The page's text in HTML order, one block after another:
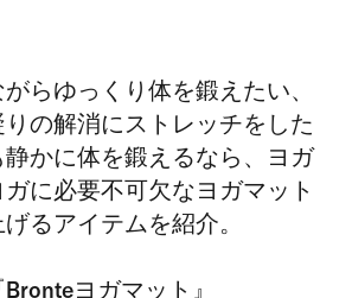
らゆっくり体を鍛えたい、
の解消にストレッチをした
かに体を鍛えるなら、ヨガ
に必要不可欠なヨガマット
るアイテムを紹介。